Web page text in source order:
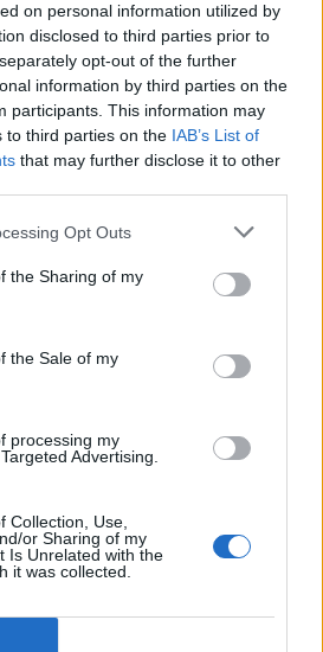
on personal information utilized by
disclosed to third parties prior to
opt-out of the further
information by third parties on the
participants. This information may
to third parties on the IAB’s List of
that may further disclose it to other
Opt Outs
the Sharing of my
the Sale of my
processing my
Advertising.
Collection, Use,
or Sharing of my
Is Unrelated with the
it was collected.
Abogados Gesagrupo, S.L.- TACÓGRAFO DIGITAL
14.542